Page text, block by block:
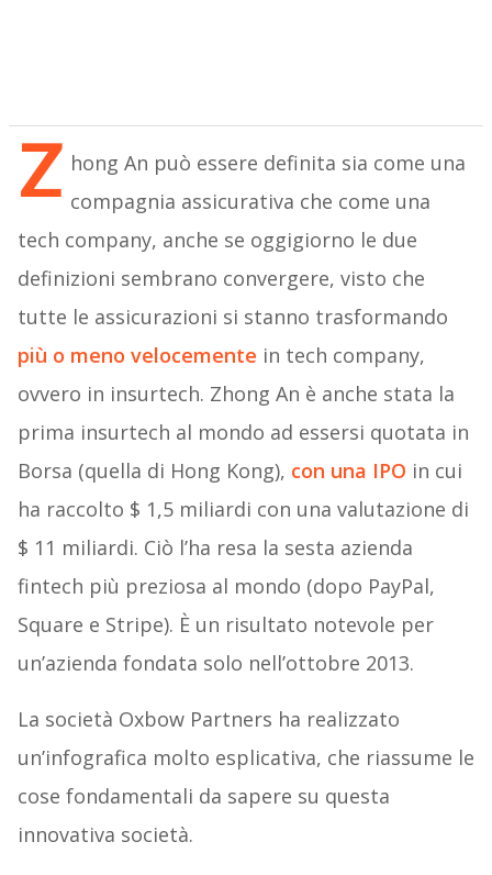
Z hong An può essere definita sia come una
compagnia assicurativa che come una
tech company, anche se oggigiorno le due
definizioni sembrano convergere, visto che
tutte le assicurazioni si stanno trasformando
più o meno velocemente in tech company,
ovvero in insurtech. Zhong An è anche stata la
prima insurtech al mondo ad essersi quotata in
Borsa (quella di Hong Kong), con una IPO in cui
ha raccolto $ 1,5 miliardi con una valutazione di
$ 11 miliardi. Ciò l’ha resa la sesta azienda
fintech più preziosa al mondo (dopo PayPal,
Square e Stripe). È un risultato notevole per
un’azienda fondata solo nell’ottobre 2013.
La società Oxbow Partners ha realizzato
un’infografica molto esplicativa, che riassume le
cose fondamentali da sapere su questa
innovativa società.